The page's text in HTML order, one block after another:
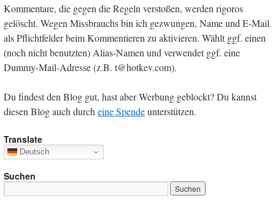
Kommentare, die gegen die Regeln verstoßen, werden rigoros
gelöscht. Wegen Missbrauchs bin ich gezwungen, Name und E-Mail
als Pflichtfelder beim Kommentieren zu aktivieren. Wählt ggf. einen
(noch nicht benutzten) Alias-Namen und verwendet ggf. eine
Dummy-Mail-Adresse (z.B. t@hotkev.com).
Du findest den Blog gut, hast aber Werbung geblockt? Du kannst
diesen Blog auch durcheine Spendeunterstützen.
Translate
Deutsch
Suchen